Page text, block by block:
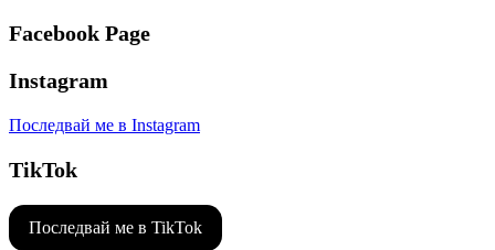
Facebook Page
Instagram
Последвай ме в Instagram
TikTok
Последвай ме в TikTok